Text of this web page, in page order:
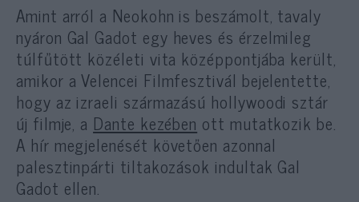
Amint arról a Neokohn is beszámolt, tavaly
nyáron Gal Gadot egy heves és érzelmileg
túlfűtött közéleti vita középpontjába került,
amikor a Velencei Filmfesztivál bejelentette,
hogy az izraeli származású hollywoodi sztár
új filmje, a Dante kezében ott mutatkozik be.
A hír megjelenését követően azonnal
palesztinpárti tiltakozások indultak Gal
Gadot ellen.